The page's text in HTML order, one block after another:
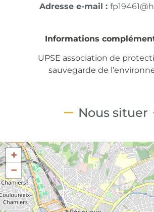
Adresse e-mail :
Informations
UPSE association de
sauvegarde de
Nous situer
+
−